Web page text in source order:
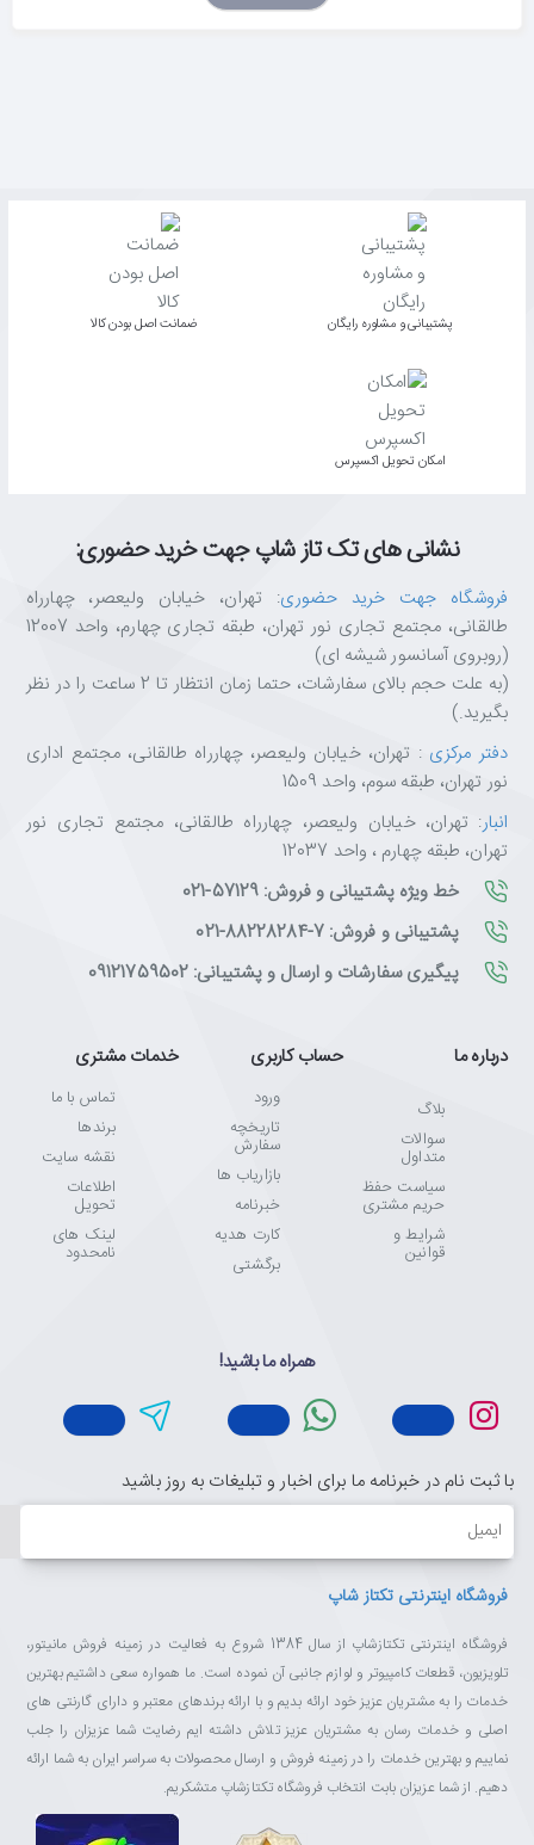
پشتیبانی و مشاوره رایگان ﺿﻤﺎﻧﺖ اﺻﻞ ﺑﻮدن ﮐﺎﻟﺎ
اﻣﮑﺎن ﺗﺤﻮﯾﻞ اﮐﺴﭙﺮس
نشانی های تک تاز شاپ جهت خرید حضوری:
فروشگاه جهت خرید حضوری: تهران، خیابان ولیعصر، چهارراه
طالقانی، مجتمع تجاری نور تهران، طبقه تجاری چهارم، واحد 12007
(روبروی آسانسور شیشه ای)
(به علت حجم بالای سفارشات، حتما زمان انتظار تا 2 ساعت را در نظر
بگیرید.)
دفتر مرکزی : تهران، خیابان ولیعصر، چهارراه طالقانی، مجتمع اداری
نور تهران، طبقه سوم، واحد 1509
انبار: تهران، خیابان ولیعصر، چهارراه طالقانی، مجتمع تجاری نور
تهران، طبقه چهارم ، واحد 12037
خط ویژه پشتیبانی و فروش: 57129-021
پشتیبانی و فروش: 7-88228284-021
پیگیری سفارشات و ارسال و پشتیبانی: 09121759502
درباره ما
بلاگ
سوالات
متداول
سیاست حفظ
حریم مشتری
شرایط و
قوانین
حساب کاربری
ورود
تاریخچه
سفارش
بازاریاب ها
خبرنامه
کارت هدیه
برگشتی
خدمات مشتری
تماس با ما
برندها
نقشه سایت
اطلاعات
تحویل
لینک های
نامحدود
همراه ما باشید!
با ثبت نام در خبرنامه ما برای اخبار و تبلیغات به روز باشید
ایمیل
فروشگاه اینترنتی تکتاز شاپ
فروشگاه اینترنتی تکتازشاپ از سال 1384 شروع به فعالیت در زمینه فروش مانیتور،
تلویزیون، قطعات کامپیوتر و لوازم جانبی آن نموده است. ما همواره سعی داشتیم بهترین
خدمات را به مشتریان عزیز خود ارائه بدیم و با ارائه برندهای معتبر و دارای گارنتی های
اصلی و خدمات رسان به مشتریان عزیز تلاش داشته ایم رضایت شما عزیزان را جلب
نماییم و بهترین خدمات را در زمینه فروش و ارسال محصولات به سراسر ایران به شما ارائه
دهیم. از شما عزیزان بابت انتخاب فروشگاه تکتازشاپ متشکریم.